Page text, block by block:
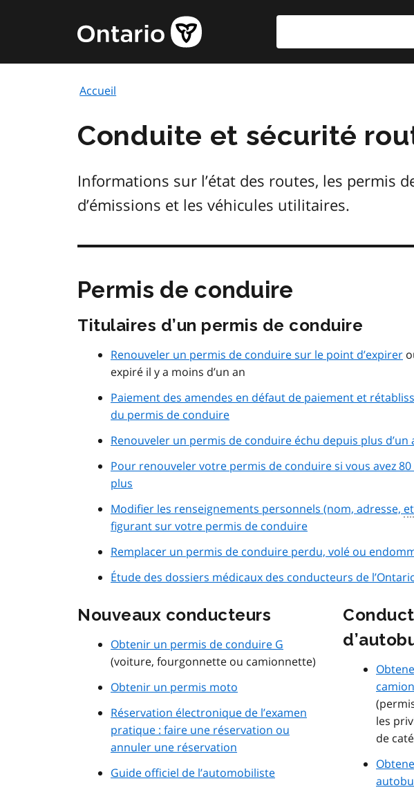
principal
Page
d'accueil
de
Accueil
Conduite et sécurité
Informations sur l’état des routes, les permis
d’émissions et les véhicules utilitaires.
Permis de conduire
Titulaires d’un permis de conduire
Renouveler un permis de conduire sur le point d’expirer
expiré il y a moins d’un an
Paiement des amendes en défaut de paiement et
du permis de conduire
Renouveler un permis de conduire échu depuis plus d’un
Pour renouveler votre permis de conduire si vous avez 80
plus
Modifier les renseignements personnels (nom, adresse,
figurant sur votre permis de conduire
Remplacer un permis de conduire perdu, volé ou
Étude des dossiers médicaux des conducteurs de
Nouveaux conducteurs
Obtenir un permis de conduire G
(voiture, fourgonnette ou camionnette)
Obtenir un permis moto
Réservation électronique de l’examen
pratique : faire une réservation ou
annuler une réservation
Guide officiel de l’automobiliste
camion
les
de